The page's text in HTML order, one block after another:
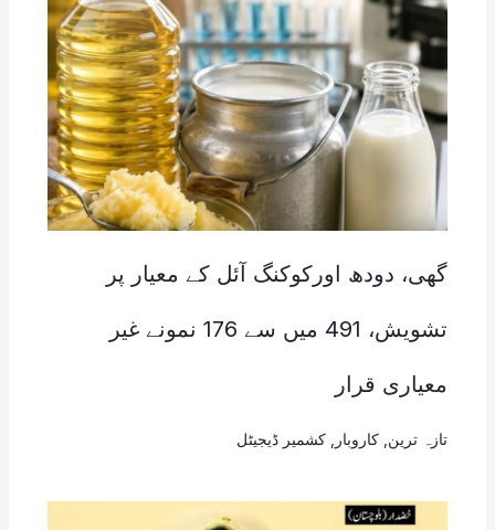
گھی، دودھ اورکوکنگ آئل کے معیار پر
تشویش، 491 میں سے 176 نمونے غیر
معیاری قرار
تازہ ترین کاروبار کشمیر ڈیجیٹل